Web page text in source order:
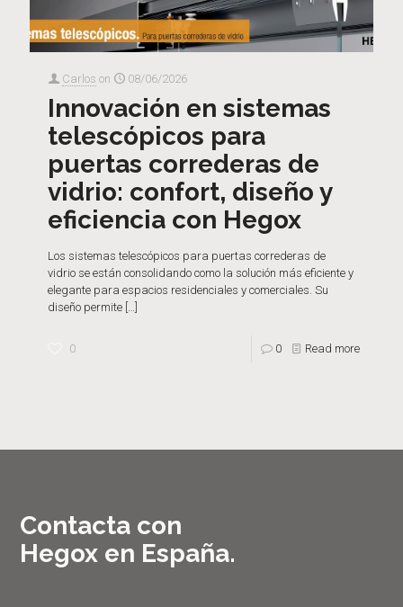
Carlos on 08/06/2026
Innovación en sistemas
telescópicos para
puertas correderas de
vidrio: confort, diseño y
eficiencia con Hegox
Los sistemas telescópicos para puertas correderas de
vidrio se están consolidando como la solución más eficiente y
elegante para espacios residenciales y comerciales. Su
diseño permite […]
0 0 Read more
Contacta con
Hegox en España.